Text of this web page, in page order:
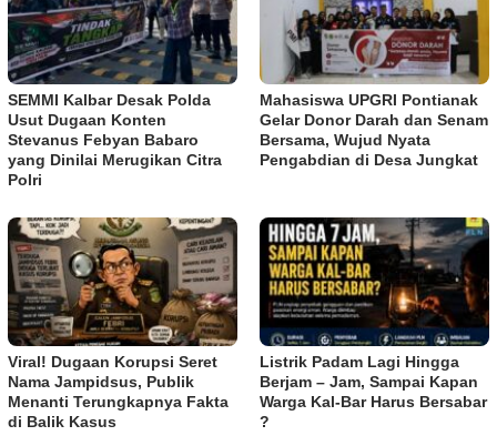
SEMMI Kalbar Desak Polda
Usut Dugaan Konten
Stevanus Febyan Babaro
yang Dinilai Merugikan Citra
Polri
Mahasiswa UPGRI Pontianak
Gelar Donor Darah dan Senam
Bersama, Wujud Nyata
Pengabdian di Desa Jungkat
Viral! Dugaan Korupsi Seret
Nama Jampidsus, Publik
Menanti Terungkapnya Fakta
di Balik Kasus
Listrik Padam Lagi Hingga
Berjam – Jam, Sampai Kapan
Warga Kal-Bar Harus Bersabar
?